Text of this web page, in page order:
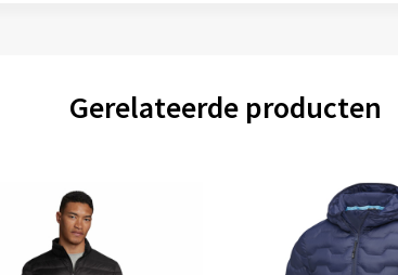
Gerelateerde producten